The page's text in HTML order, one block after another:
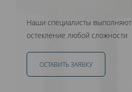
Наши специалисты выполняют
остекление любой сложности
ОСТАВИТЬ ЗАЯВКУ